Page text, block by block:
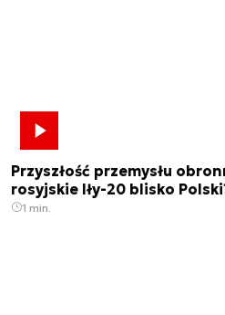
Przyszłość przemysłu
rosyjskie Iły-20 blisko
1 min.